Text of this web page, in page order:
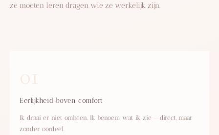
ze moeten leren dragen wie ze werkelijk zijn.
01
Eerlijkheid boven comfort
Ik draai er niet omheen. Ik benoem wat ik zie — direct, maar
zonder oordeel.